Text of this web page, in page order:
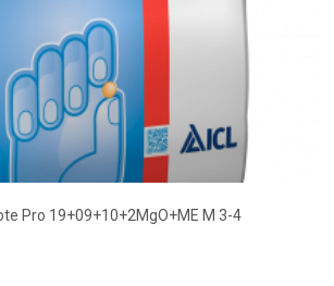
Pro 19+09+10+2MgO+ME M 3-4